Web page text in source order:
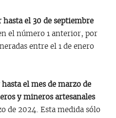
hasta el 30 de septiembre
el número 1 anterior, por
entre el 1 de enero
el mes de marzo de
y mineros artesanales
de 2024. Esta medida sólo